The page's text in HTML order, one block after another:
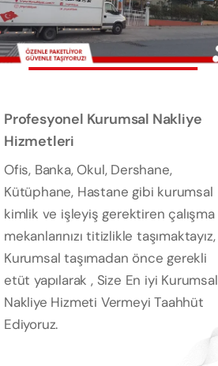
Profesyonel Kurumsal Nakliye
Hizmetleri
Ofis, Banka, Okul, Dershane,
Kütüphane, Hastane gibi kurumsal
kimlik ve işleyiş gerektiren çalışma
mekanlarınızı titizlikle taşımaktayız,
Kurumsal taşımadan önce gerekli
etüt yapılarak , Size En iyi Kurumsal
Nakliye Hizmeti Vermeyi Taahhüt
Ediyoruz.